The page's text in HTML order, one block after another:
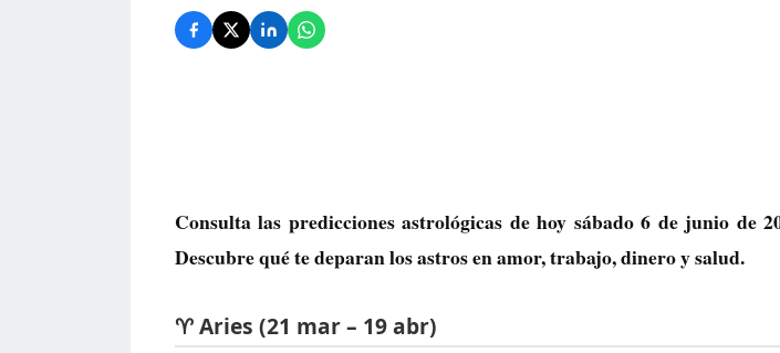
Consulta las predicciones astrológicas de hoy sábado 6 de junio de
Descubre qué te deparan los astros en amor, trabajo, dinero y salud.
♈ Aries (21 mar – 19 abr)